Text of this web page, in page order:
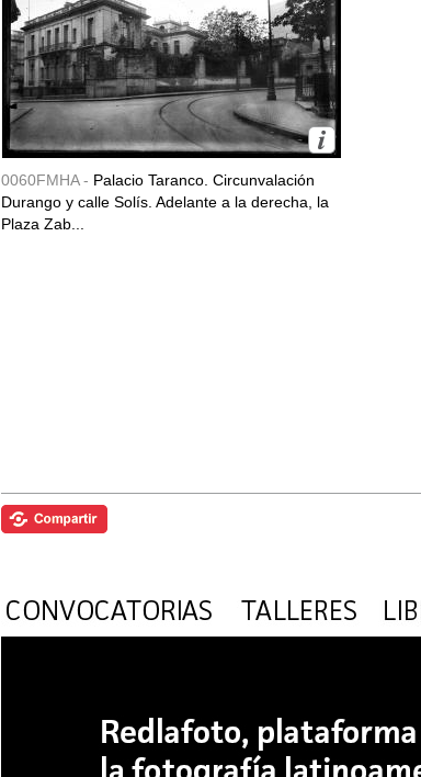
0060FMHA - Palacio Taranco. Circunvalación
Durango y calle Solís. Adelante a la derecha, la
Plaza Zab...